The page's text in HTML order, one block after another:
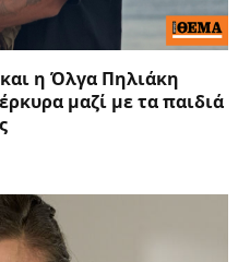
η Όλγα Πηλιάκη
μαζί με τα παιδιά